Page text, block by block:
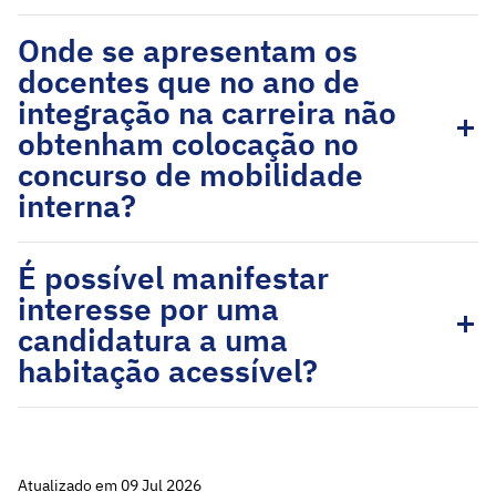
Onde se apresentam os
docentes que no ano de
integração na carreira não
obtenham colocação no
concurso de mobilidade
interna?
É possível manifestar
interesse por uma
candidatura a uma
habitação acessível?
Atualizado em 09 Jul 2026